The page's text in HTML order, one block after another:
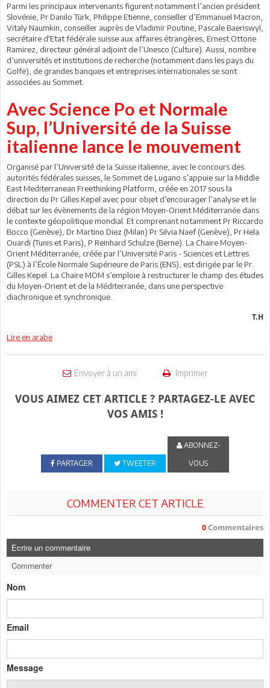
Parmi les principaux intervenants figurent notamment l’ancien président
Slovénie, Pr Danilo Türk, Philippe Etienne, conseiller d’Emmanuel Macron,
Vitaly Naumkin, conseiller auprès de Vladimir Poutine, Pascale Baeriswyl,
secrétaire d'Etat fédérale suisse aux affaires étrangères, Ernest Ottone
Ramirez, directeur général adjoint de l’Unesco (Culture). Aussi, nombre
d’universités et institutions de recherche (notamment dans les pays du
Golfe), de grandes banques et entreprises internationales se sont
associées au Sommet.
Avec Science Po et Normale
Sup, l’Université de la Suisse
italienne lance le mouvement
Organisé par l’Université de la Suisse italienne, avec le concours des
autorités fédérales suisses, le Sommet de Lugano s’appuie sur la Middle
East Mediterranean Freethinking Platform, créée en 2017 sous la
direction du Pr Gilles Kepel avec pour objet d’encourager l’analyse et le
débat sur les évènements de la région Moyen-Orient Méditerranée dans
le contexte géopolitique mondial. Et comprenant notamment Pr Riccardo
Bocco (Genève), Dr Martino Diez (Milan) Pr Silvia Naef (Genève), Pr Hela
Ouardi (Tunis et Paris), P Reinhard Schulze (Berne). La Chaire Moyen-
Orient Méditerranée, créée par l’Université Paris - Sciences et Lettres
(PSL) à l’École Normale Supérieure de Paris (ENS), est dirigée par le Pr.
Gilles Kepel. La Chaire MOM s’emploie à restructurer le champ des études
du Moyen-Orient et de la Méditerranée, dans une perspective
diachronique et synchronique.
T.H
Lire en arabe
Envoyer à un ami Imprimer
VOUS AIMEZ CET ARTICLE ? PARTAGEZ-LE AVEC
VOS AMIS !
PARTAGER TWEETER
ABONNEZ-
VOUS
COMMENTER CET ARTICLE
0 Commentaires
Ecrire un commentaire
Commenter
Nom
Email
Message